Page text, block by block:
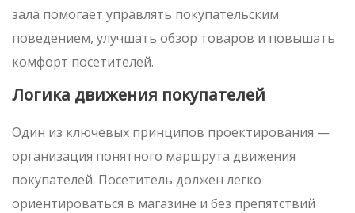
зала помогает управлять покупательским
поведением, улучшать обзор товаров и повышать
комфорт посетителей.
Логика движения покупателей
Один из ключевых принципов проектирования —
организация понятного маршрута движения
покупателей. Посетитель должен легко
ориентироваться в магазине и без препятствий